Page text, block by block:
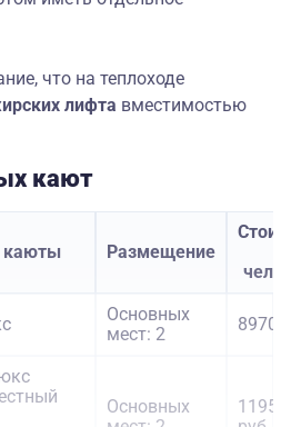
что на теплоходе
лифта вместимостью
кают
каюты Размещение
Основных
мест: 2
89700
Основных